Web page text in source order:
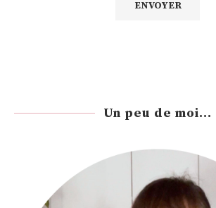
Un peu de moi...